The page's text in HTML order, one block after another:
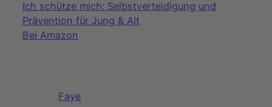
Ich schütze mich: Selbstverteidigung und
Prävention für Jung & Alt
Bei Amazon
Faye